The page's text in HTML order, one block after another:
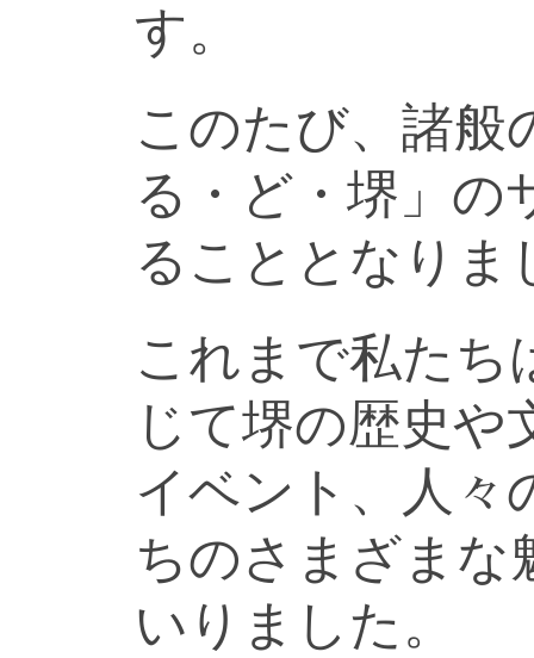
す。
このたび、諸般
る・ど・堺」の
ることとなりま
これまで私たち
じて堺の歴史や
イベント、人々
ちのさまざまな
いりました。